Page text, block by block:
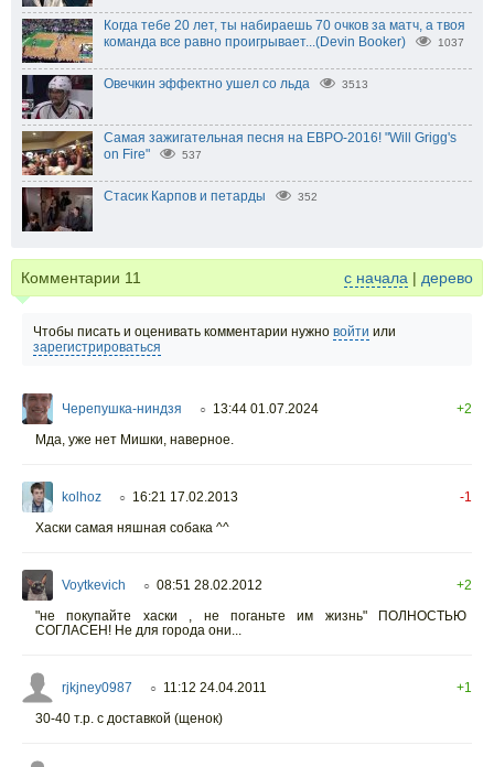
Когда тебе 20 лет, ты набираешь 70 очков за матч, а твоя
команда все равно проигрывает...(Devin Booker)
1037
Овечкин эффектно ушел со льда 3513
Самая зажигательная песня на ЕВРО-2016! "Will Grigg's
on Fire"
537
Стасик Карпов и петарды 352
Комментарии 11 с начала | дерево
Чтобы писать и оценивать комментарии нужно войти или
зарегистрироваться
Черепушка-ниндзя ○ 13:44 01.07.2024
+2
Мда, уже нет Мишки, наверное.
kolhoz ○ 16:21 17.02.2013
-1
Хаски самая няшная собака ^^
Voytkevich ○ 08:51 28.02.2012
+2
"не покупайте хаски , не поганьте им жизнь" ПОЛНОСТЬЮ
СОГЛАСЕН! Не для города они...
rjkjney0987 ○ 11:12 24.04.2011
+1
30-40 т.р. с доставкой (щенок)